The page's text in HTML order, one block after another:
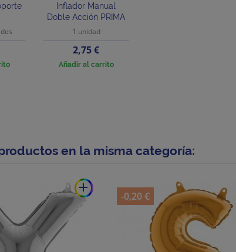
Inflador Manual
Doble Acción PRIMA
1 unidad
Precio
2,75 €
Añadir al carrito
en la misma categoría:
add
-0,20 €